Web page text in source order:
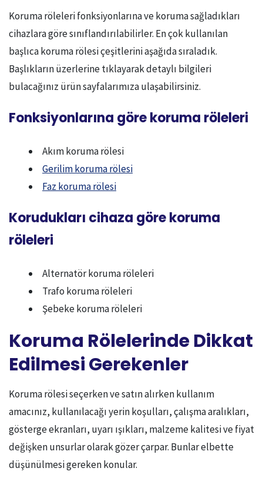
Koruma röleleri fonksiyonlarına ve koruma sağladıkları
cihazlara göre sınıflandırılabilirler. En çok kullanılan
başlıca koruma rölesi çeşitlerini aşağıda sıraladık.
Başlıkların üzerlerine tıklayarak detaylı bilgileri
bulacağınız ürün sayfalarımıza ulaşabilirsiniz.
Fonksiyonlarına göre koruma röleleri
Akım koruma rölesi
Gerilim koruma rölesi
Faz koruma rölesi
Korudukları cihaza göre koruma
röleleri
Alternatör koruma röleleri
Trafo koruma röleleri
Şebeke koruma röleleri
Koruma Rölelerinde Dikkat
Edilmesi Gerekenler
Koruma rölesi seçerken ve satın alırken kullanım
amacınız, kullanılacağı yerin koşulları, çalışma aralıkları,
gösterge ekranları, uyarı ışıkları, malzeme kalitesi ve fiyat
değişken unsurlar olarak gözer çarpar. Bunlar elbette
düşünülmesi gereken konular.